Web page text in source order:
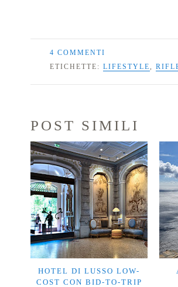
4 COMMENTI
ETICHETTE: LIFESTYLE
POST SIMILI
HOTEL DI LUSSO LOW-
COST CON BID-TO-TRIP